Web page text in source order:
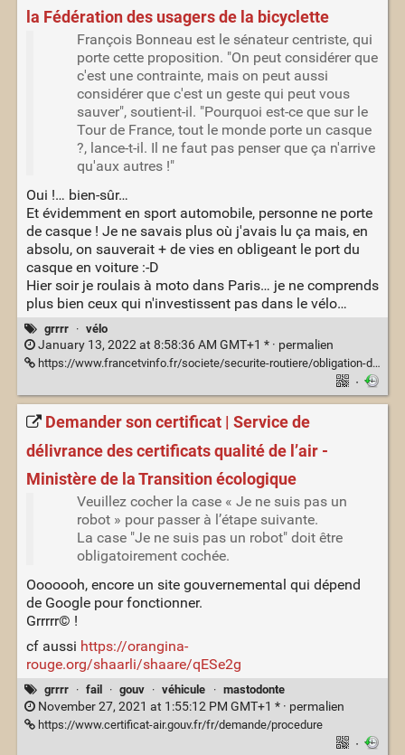
la Fédération des usagers de la bicyclette
François Bonneau est le sénateur centriste, qui
porte cette proposition. "On peut considérer que
c'est une contrainte, mais on peut aussi
considérer que c'est un geste qui peut vous
sauver", soutient-il. "Pourquoi est-ce que sur le
Tour de France, tout le monde porte un casque
?, lance-t-il. Il ne faut pas penser que ça n'arrive
qu'aux autres !"
Oui !… bien-sûr…
Et évidemment en sport automobile, personne ne porte
de casque ! Je ne savais plus où j'avais lu ça mais, en
absolu, on sauverait + de vies en obligeant le port du
casque en voiture :-D
Hier soir je roulais à moto dans Paris… je ne comprends
plus bien ceux qui n'investissent pas dans le vélo…
grrrr · vélo
January 13, 2022 at 8:58:36 AM GMT+1 * · permalien
https://www.francetvinfo.fr/societe/securite-routiere/obligation-du-port-du-casque-a-velo-cela-va-decourager-un-tas-de-nos-concitoyens-redoute-la-federation-des-usagers-de-la-bicyclette_4914399.html
·
Demander son certificat | Service de
délivrance des certificats qualité de l’air -
Ministère de la Transition écologique
Veuillez cocher la case « Je ne suis pas un
robot » pour passer à l’étape suivante.
La case "Je ne suis pas un robot" doit être
obligatoirement cochée.
Ooooooh, encore un site gouvernemental qui dépend
de Google pour fonctionner.
Grrrrr© !
cf aussi https://orangina-
rouge.org/shaarli/shaare/qESe2g
grrrr · fail · gouv · véhicule · mastodonte
November 27, 2021 at 1:55:12 PM GMT+1 * · permalien
https://www.certificat-air.gouv.fr/fr/demande/procedure
·